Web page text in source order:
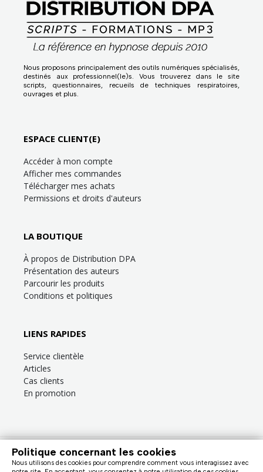
Nous proposons principalement des outils numériques spécialisés,
destinés aux professionnel(le)s. Vous trouverez dans le site
scripts, questionnaires, recueils de techniques respiratoires,
ouvrages et plus.
ESPACE CLIENT(E)
Accéder à mon compte
Afficher mes commandes
Télécharger mes achats
Permissions et droits d'auteurs
LA BOUTIQUE
À propos de Distribution DPA
Présentation des auteurs
Parcourir les produits
Conditions et politiques
LIENS RAPIDES
Service clientèle
Articles
Cas clients
En promotion
Besoin d’aide?Consultez laFAQ ou la section
Politique concernant les cookies
Nous utilisons des cookies pour comprendre comment vous interagissez avec